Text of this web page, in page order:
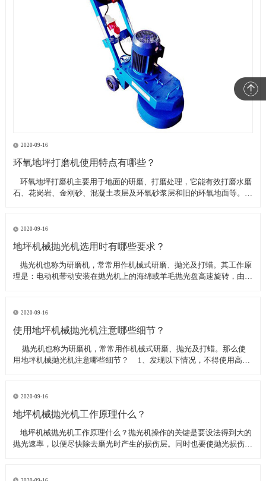
2020-09-16
环氧地坪打磨机使用特点有哪些？
​ 环氧地坪打磨机主要用于地面的研磨、打磨处理，它能有效打磨水磨
石、花岗岩、金刚砂、混凝土表层及环氧砂浆层和旧的环氧地面等。具
地坪工程处理的必备设
2020-09-16
地坪机械抛光机选用时有哪些要求？
​ 抛光机也称为研磨机，常常用作机械式研磨、抛光及打蜡。其工作原
理是：电动机带动安装在抛光机上的海绵或羊毛抛光盘高速旋转，由于
求？
2020-09-16
使用地坪机械抛光机注意哪些细节？
​ 抛光机也称为研磨机，常常用作机械式研磨、抛光及打蜡。那么使
用地坪机械抛光机注意哪些细节？ 1、发现以下情况，不得使用高速
2020-09-16
地坪机械抛光机工作原理什么？
​ 地坪机械抛光机工作原理什么？抛光机操作的关键是要设法得到大的
抛光速率，以便尽快除去磨光时产生的损伤层。同时也要使抛光损伤层
较深；后者要求使用最细的